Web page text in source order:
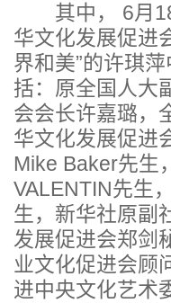
其中， 6月18
华文化发展促进
界和美”的许琪
括：原全国人大
会会长许嘉璐，
华文化发展促进
Mike Baker先生
VALENTIN先生
生，新华社原副
发展促进会郑剑
业文化促进会顾
进中央文化艺术